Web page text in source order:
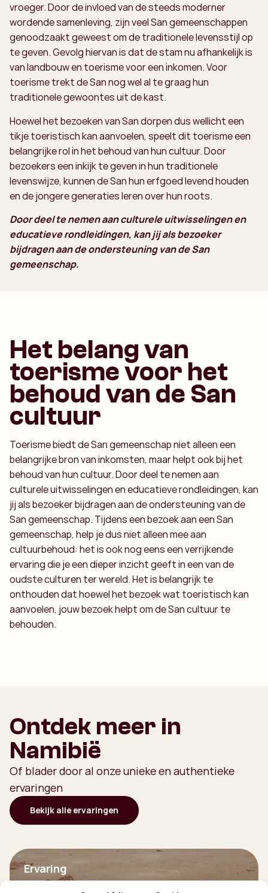
vroeger. Door de invloed van de steeds moderner
wordende samenleving, zijn veel San gemeenschappen
genoodzaakt geweest om de traditionele levensstijl op
te geven. Gevolg hiervan is dat de stam nu afhankelijk is
van landbouw en toerisme voor een inkomen. Voor
toerisme trekt de San nog wel al te graag hun
traditionele gewoontes uit de kast.
Hoewel het bezoeken van San dorpen dus wellicht een
tikje toeristisch kan aanvoelen, speelt dit toerisme een
belangrijke rol in het behoud van hun cultuur. Door
bezoekers een inkijk te geven in hun traditionele
levenswijze, kunnen de San hun erfgoed levend houden
en de jongere generaties leren over hun roots.
Door deel te nemen aan culturele uitwisselingen en
educatieve rondleidingen, kan jij als bezoeker
bijdragen aan de ondersteuning van de San
gemeenschap.
Het belang van
toerisme voor het
behoud van de San
cultuur
Toerisme biedt de San gemeenschap niet alleen een
belangrijke bron van inkomsten, maar helpt ook bij het
behoud van hun cultuur. Door deel te nemen aan
culturele uitwisselingen en educatieve rondleidingen, kan
jij als bezoeker bijdragen aan de ondersteuning van de
San gemeenschap. Tijdens een bezoek aan een San
gemeenschap, help je dus niet alleen mee aan
cultuurbehoud: het is ook nog eens een verrijkende
ervaring die je een dieper inzicht geeft in een van de
oudste culturen ter wereld. Het is belangrijk te
onthouden dat hoewel het bezoek wat toeristisch kan
aanvoelen, jouw bezoek helpt om de San cultuur te
behouden.
Ontdek meer in
Namibië
Of blader door al onze unieke en authentieke
ervaringen
Bekijk alle ervaringen
Ervaring
Etosha National Park